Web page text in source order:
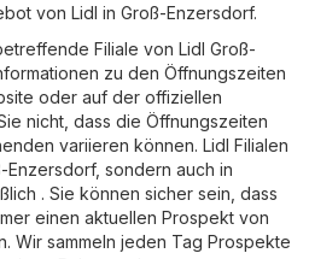
von Lidl in Groß-Enzersdorf.
Filiale von Lidl Groß-
zu den Öffnungszeiten
oder auf der offiziellen
nicht, dass die Öffnungszeiten
variieren können. Lidl Filialen
Enzersdorf, sondern auch in
. Sie können sicher sein, dass
einen aktuellen Prospekt von
Wir sammeln jeden Tag Prospekte